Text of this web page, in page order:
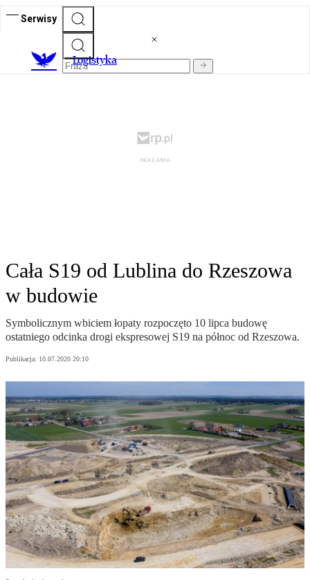
Serwisy
Logistyka
Cała S19 od Lublina do Rzeszowa
w budowie
Symbolicznym wbiciem łopaty rozpoczęto 10 lipca budowę
ostatniego odcinka drogi ekspresowej S19 na północ od Rzeszowa.
Publikacja: 10.07.2020 20:10